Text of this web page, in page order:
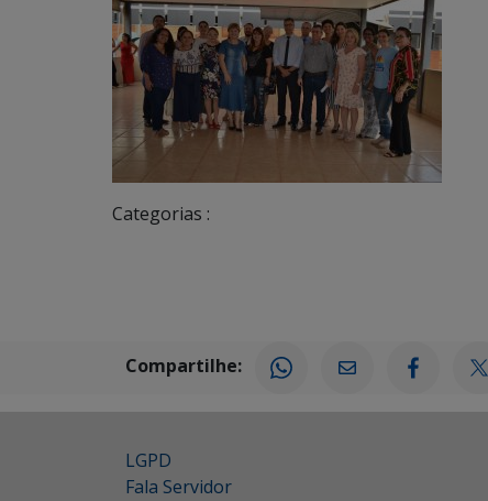
Categorias :
Compartilhe:
LGPD
Fala Servidor